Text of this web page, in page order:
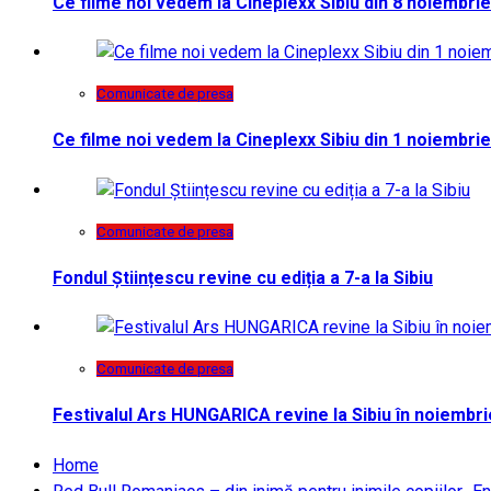
Comunicate de presa
Ce filme noi vedem la Cineplexx Sibiu din 1 noiembrie
Comunicate de presa
Fondul Științescu revine cu ediția a 7-a la Sibiu
Comunicate de presa
Festivalul Ars HUNGARICA revine la Sibiu în
Home